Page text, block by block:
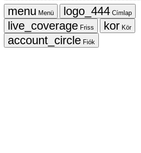
Menü
Címlap
Friss
Kör
Fiók